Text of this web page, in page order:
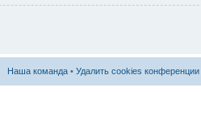
Наша команда • Удалить cookies конференции